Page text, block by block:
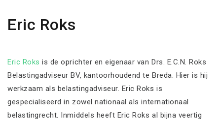
Eric Roks
Eric Roks is de oprichter en eigenaar van Drs. E.C.N. Roks
Belastingadviseur BV, kantoorhoudend te Breda. Hier is hij
werkzaam als belastingadviseur. Eric Roks is
gespecialiseerd in zowel nationaal als internationaal
belastingrecht. Inmiddels heeft Eric Roks al bijna veertig